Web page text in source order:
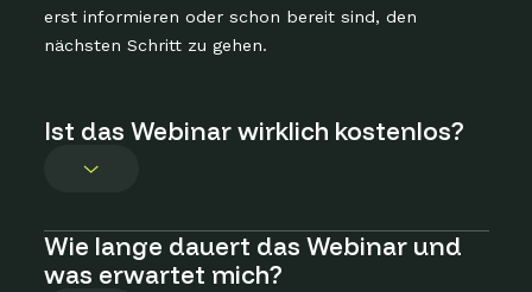
Ist das Webinar wirklich kostenlos?
Ja – die Teilnahme ist 100 % kostenlos und
unverbindlich. Es dient ausschließlich der
Wie lange dauert das Webinar und
was erwartet mich?
erst informieren oder schon bereit sind, den
nächsten Schritt zu gehen.